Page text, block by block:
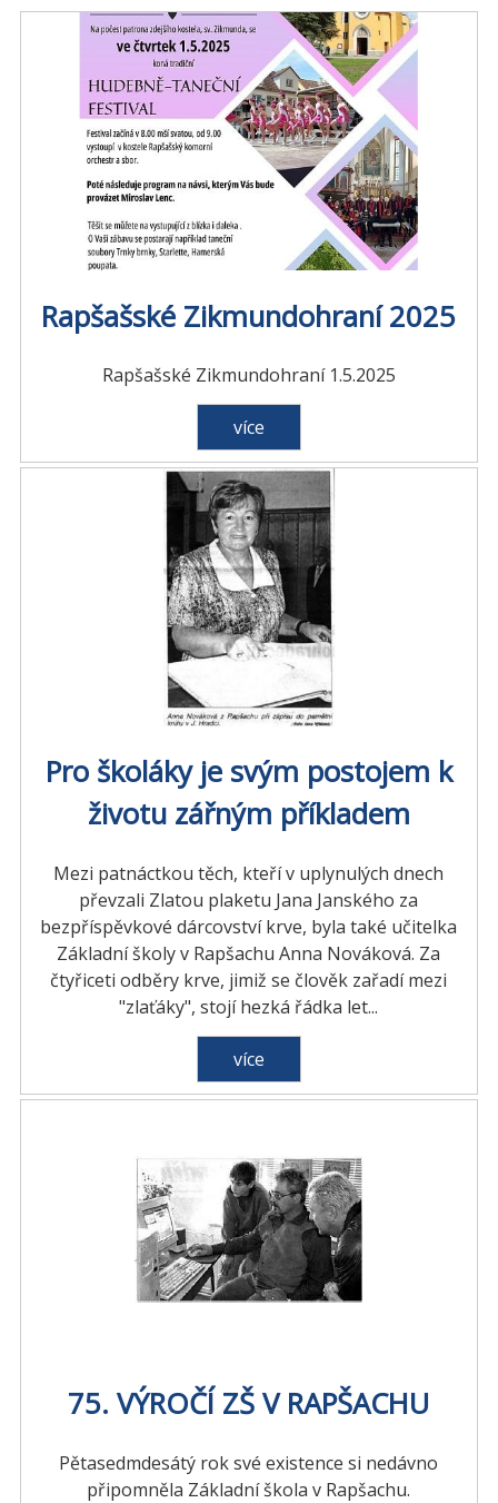
Rapšašské Zikmundohraní 2025
Rapšašské Zikmundohraní 1.5.2025
více
Pro školáky je svým postojem k
životu zářným příkladem
Mezi patnáctkou těch, kteří v uplynulých dnech
převzali Zlatou plaketu Jana Janského za
bezpříspěvkové dárcovství krve, byla také učitelka
Základní školy v Rapšachu Anna Nováková. Za
čtyřiceti odběry krve, jimiž se člověk zařadí mezi
"zlaťáky", stojí hezká řádka let...
více
75. VÝROČÍ ZŠ V RAPŠACHU
Pětasedmdesátý rok své existence si nedávno
připomněla Základní škola v Rapšachu.